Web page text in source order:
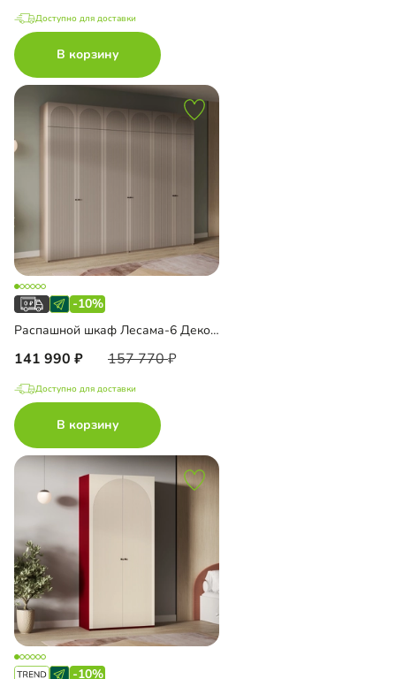
Доступно для доставки
В корзину
-10%
Распашной шкаф Лесама-6 Декор 1 с антресолью
141 990 157 770
Доступно для доставки
В корзину
-10%